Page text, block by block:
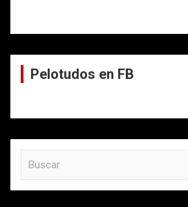
Pelotudos en FB